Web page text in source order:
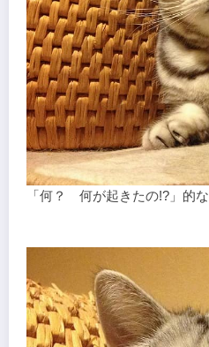
「何？ 何が起きたの!?」的な